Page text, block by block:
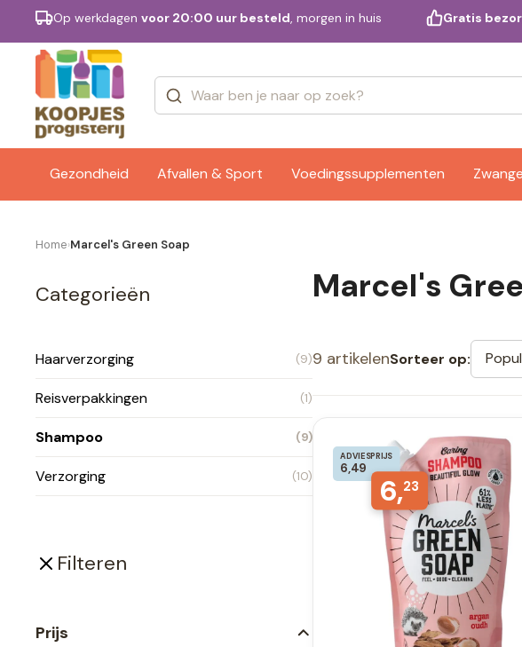
Op werkdagen voor 20:00 uur besteld, morgen in huis Gratis
Gezondheid Afvallen & Sport Voedingssupplementen
Merken
Home›Marcel's Green Soap
Categorieën
Haarverzorging (9)
Reisverpakkingen (1)
Shampoo (9)
Verzorging (10)
Filteren
Prijs
Marcel's
9 artikelenSorteer op:
ADVIESPRIJS
6,49
6,23